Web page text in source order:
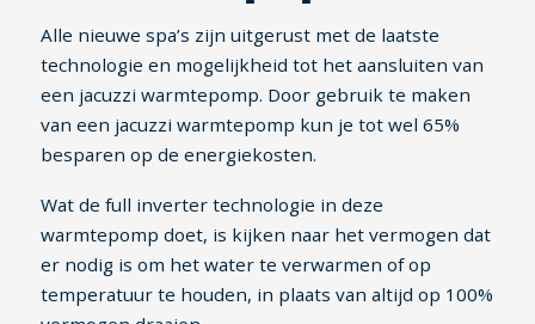
Alle nieuwe spa’s zijn uitgerust met de laatste
technologie en mogelijkheid tot het aansluiten van
een jacuzzi warmtepomp. Door gebruik te maken
van een jacuzzi warmtepomp kun je tot wel 65%
besparen op de energiekosten.
Wat de full inverter technologie in deze
warmtepomp doet, is kijken naar het vermogen dat
er nodig is om het water te verwarmen of op
temperatuur te houden, in plaats van altijd op 100%